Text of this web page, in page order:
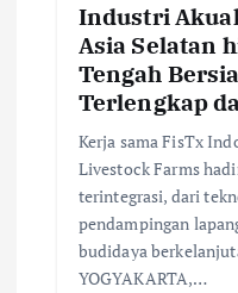
Industri
Asia Selatan
Tengah
Terlengkap
Kerja sama FisTx
Livestock Farms
terintegrasi, dari
pendampingan
budidaya
YOGYAKARTA,…